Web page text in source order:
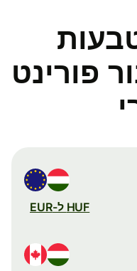
פורינט
HUF ל-EUR